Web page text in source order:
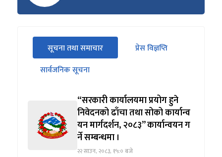
सीधा
पहिलो
ट्याबको
सूचना तथा समाचार
(सक्रिय ट्याब)
प्रेस विज्ञप्ति
सार्वजनिक सूचना
“सरकारी कार्यालयमा प्रयोग हुने
निवेदनको ढाँचा तथा सोको कार्यान्व
यन मार्गदर्शन, २०८३” कार्यान्वयन ग
र्ने सम्बन्धमा ।
२२ साउन, २०८३, १५:० बजे